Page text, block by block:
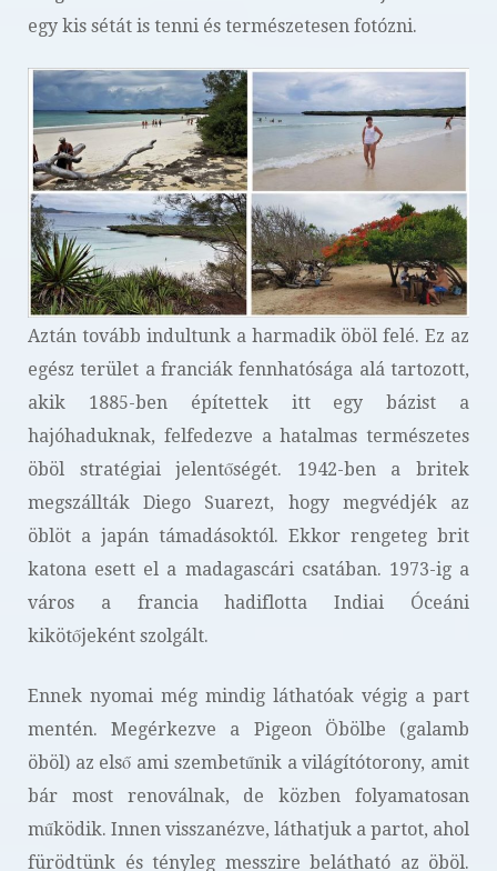
egy kis sétát is tenni és természetesen fotózni.
Aztán tovább indultunk a harmadik öböl felé. Ez az
egész terület a franciák fennhatósága alá tartozott,
akik 1885-ben építettek itt egy bázist a
hajóhaduknak, felfedezve a hatalmas természetes
öböl stratégiai jelentőségét. 1942-ben a britek
megszállták Diego Suarezt, hogy megvédjék az
öblöt a japán támadásoktól. Ekkor rengeteg brit
katona esett el a madagascári csatában. 1973-ig a
város a francia hadiflotta Indiai Óceáni
kikötőjeként szolgált.
Ennek nyomai még mindig láthatóak végig a part
mentén. Megérkezve a Pigeon Öbölbe (galamb
öböl) az első ami szembetűnik a világítótorony, amit
bár most renoválnak, de közben folyamatosan
működik. Innen visszanézve, láthatjuk a partot, ahol
fürödtünk és tényleg messzire belátható az öböl.